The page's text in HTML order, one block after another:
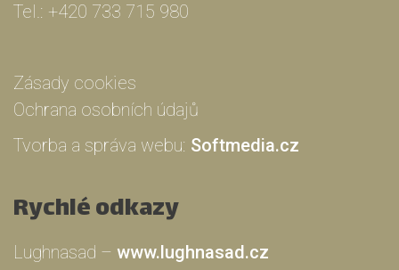
Tel.: +420 733 715 980
Zásady cookies
Ochrana osobních údajů
Tvorba a správa webu: Softmedia.cz
Rychlé odkazy
Lughnasad – www.lughnasad.cz